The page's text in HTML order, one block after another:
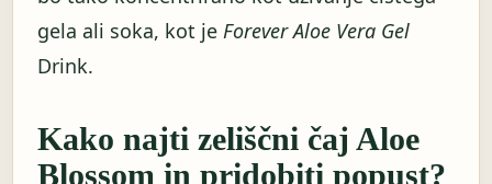
gela ali soka, kot je Forever Aloe Vera Gel
Drink.
Kako najti zeliščni čaj Aloe
Blossom in pridobiti popust?